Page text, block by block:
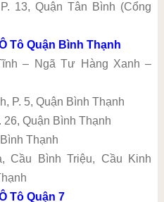
13, Quận Tân Bình (Cổng
Tô Quận Bình Thạnh
– Ngã Tư Hàng Xanh –
P. 5, Quận Bình Thạnh
Quận Bình Thạnh
Thạnh
Cầu Bình Triệu, Cầu Kinh
Tô Quận 7